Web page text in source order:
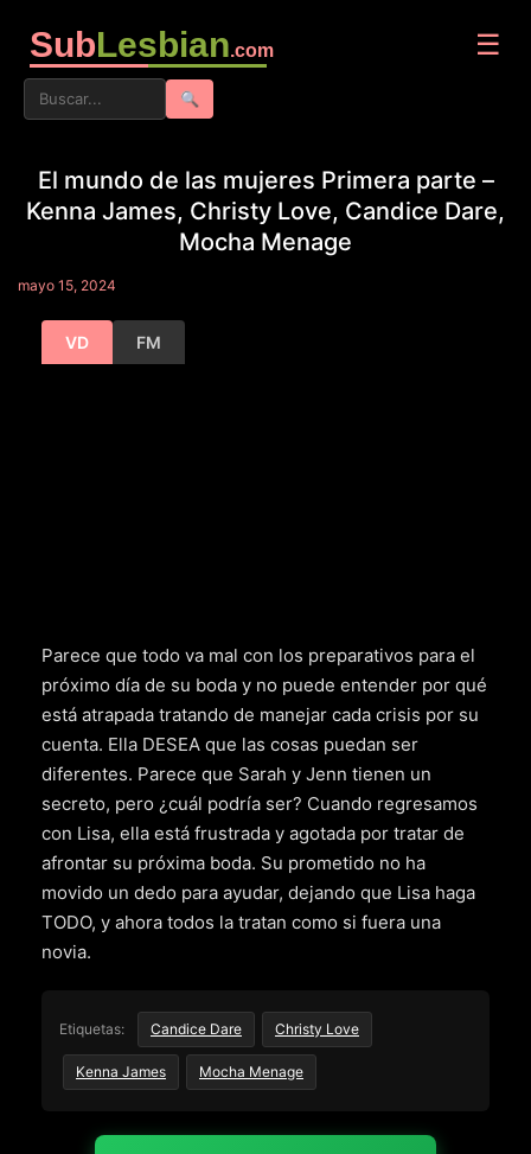
SubLesbian.com ☰
🔍
El mundo de las mujeres Primera parte –
Kenna James, Christy Love, Candice Dare,
Mocha Menage
mayo 15, 2024
VD FM
Parece que todo va mal con los preparativos para el
próximo día de su boda y no puede entender por qué
está atrapada tratando de manejar cada crisis por su
cuenta. Ella DESEA que las cosas puedan ser
diferentes. Parece que Sarah y Jenn tienen un
secreto, pero ¿cuál podría ser? Cuando regresamos
con Lisa, ella está frustrada y agotada por tratar de
afrontar su próxima boda. Su prometido no ha
movido un dedo para ayudar, dejando que Lisa haga
TODO, y ahora todos la tratan como si fuera una
novia.
Etiquetas: Candice Dare Christy Love
Kenna James Mocha Menage